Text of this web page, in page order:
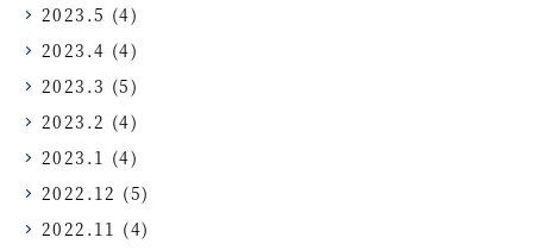
2023.5 (4)
2023.4 (4)
2023.3 (5)
2023.2 (4)
2023.1 (4)
2022.12 (5)
2022.11 (4)